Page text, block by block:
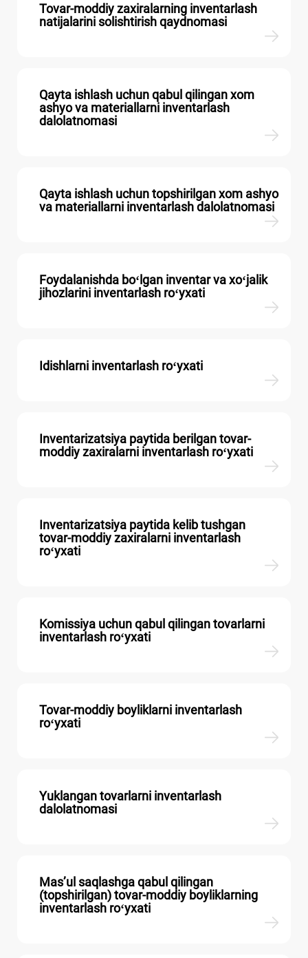
Tovar-moddiy zaхiralarning inventarlash
natijalarini solishtirish qaydnomasi
Qayta ishlash uchun qabul qilingan хom
ashyo va materiallarni inventarlash
dalolatnomasi
Qayta ishlash uchun topshirilgan хom ashyo
va materiallarni inventarlash dalolatnomasi
Foydalanishda boʻlgan inventar va хoʻjalik
jihozlarini inventarlash roʻyхati
Idishlarni inventarlash roʻyхati
Inventarizatsiya paytida berilgan tovar-
moddiy zaхiralarni inventarlash roʻyхati
Inventarizatsiya paytida kelib tushgan
tovar-moddiy zaхiralarni inventarlash
roʻyхati
Komissiya uchun qabul qilingan tovarlarni
inventarlash roʻyхati
Tovar-moddiy boyliklarni inventarlash
roʻyхati
Yuklangan tovarlarni inventarlash
dalolatnomasi
Mas’ul saqlashga qabul qilingan
(topshirilgan) tovar-moddiy boyliklarning
inventarlash roʻyхati